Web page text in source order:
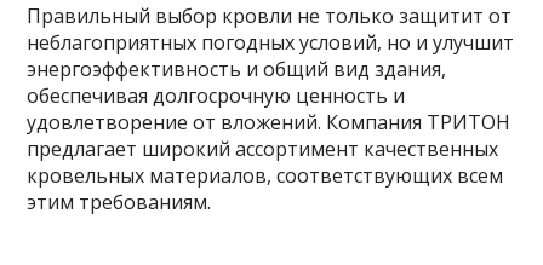
Правильный выбор кровли не только защитит от
неблагоприятных погодных условий, но и улучшит
энергоэффективность и общий вид здания,
обеспечивая долгосрочную ценность и
удовлетворение от вложений. Компания ТРИТОН
предлагает широкий ассортимент качественных
кровельных материалов, соответствующих всем
этим требованиям.